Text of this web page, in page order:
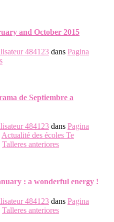
and October 2015
484123 dans Pagina
de Septiembre a
484123 dans Pagina
Actualité des écoles Te
Talleres anteriores
: a wonderful energy !
484123 dans Pagina
Talleres anteriores